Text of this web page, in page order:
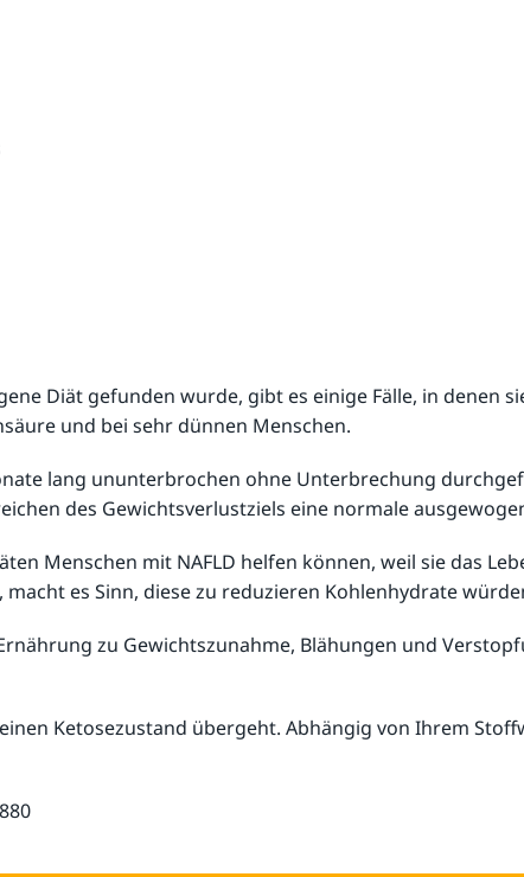
Diät gefunden wurde, gibt es einige Fälle, in denen
und bei sehr dünnen Menschen.
lang ununterbrochen ohne Unterbrechung
des Gewichtsverlustziels eine normale
Menschen mit NAFLD helfen können, weil sie das
es Sinn, diese zu reduzieren Kohlenhydrate
zu Gewichtszunahme, Blähungen und
Ketosezustand übergeht. Abhängig von Ihrem